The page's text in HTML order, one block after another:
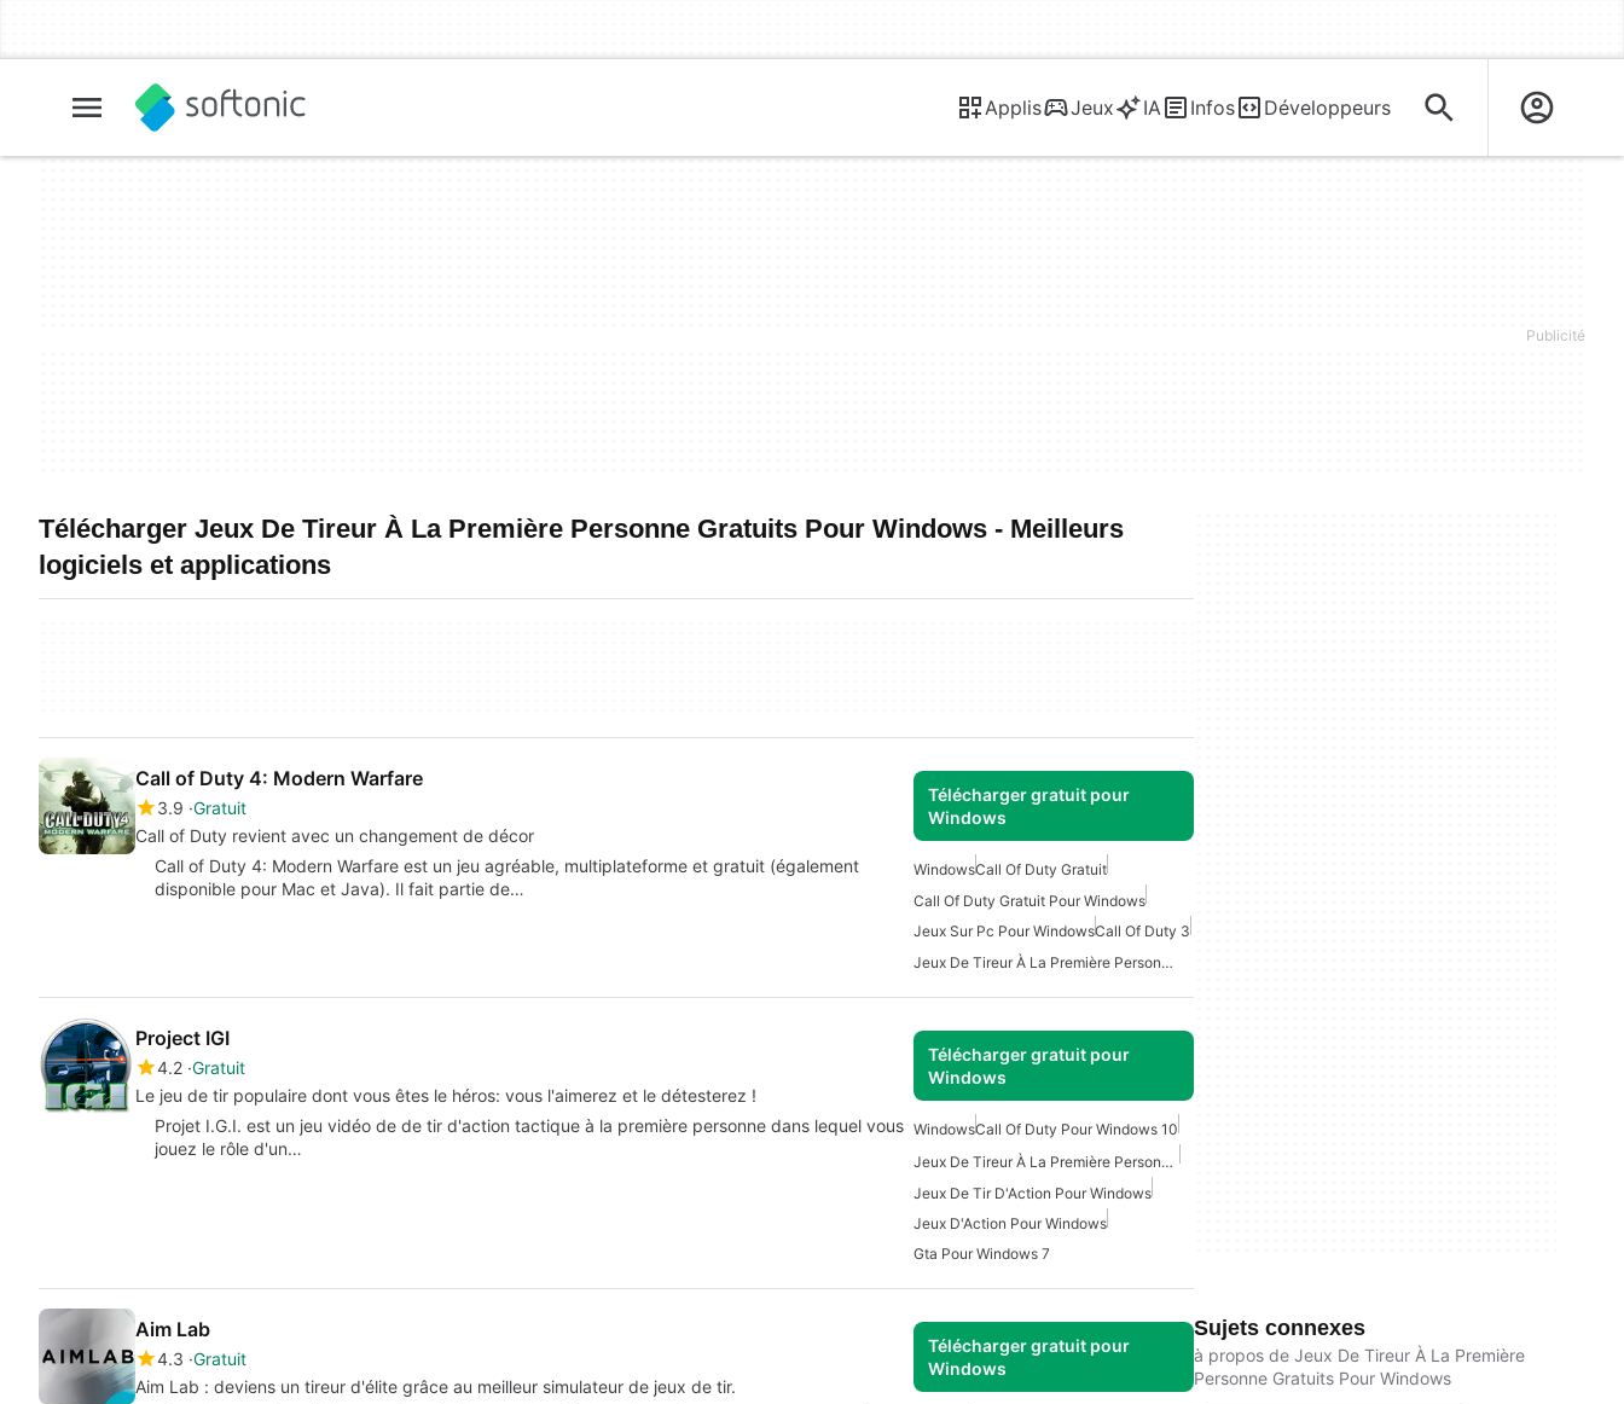
Applis Jeux IA Infos Développeurs
Télécharger Jeux De Tireur À La Première Personne Gratuits Pour Windows - Meilleurs
logiciels et applications
Call of Duty 4: Modern Warfare
3.9 Gratuit
Call of Duty revient avec un changement de décor
Télécharger gratuit pour
Windows
Call of Duty 4: Modern Warfare est un jeu agréable, multiplateforme et gratuit (également
disponible pour Mac et Java). Il fait partie de…
WindowsCall Of Duty Gratuit
Call Of Duty Gratuit Pour Windows
Jeux Sur Pc Pour WindowsCall Of Duty 3
Jeux De Tireur À La Première Personne Gratuits Pour Windows
Project IGI
4.2 Gratuit
Le jeu de tir populaire dont vous êtes le héros: vous l'aimerez et le détesterez !
Télécharger gratuit pour
Windows
Projet I.G.I. est un jeu vidéo de de tir d'action tactique à la première personne dans lequel vous
jouez le rôle d'un…
WindowsCall Of Duty Pour Windows 10
Jeux De Tireur À La Première Personne Pour Windows
Jeux De Tir D'Action Pour Windows
Jeux D'Action Pour Windows
Gta Pour Windows 7
Aim Lab
4.3 Gratuit
Aim Lab : deviens un tireur d'élite grâce au meilleur simulateur de jeux de tir.
Télécharger gratuit pour
Windows
Sujets connexes
à propos de Jeux De Tireur À La Première
Personne Gratuits Pour Windows